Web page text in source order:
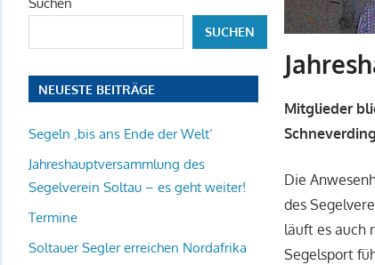
Mitglieder
Die
des
läuft es auch
Segelsport
SUCHEN
NEUESTE BEITRÄGE
Segeln ‚bis ans Ende der Welt‘
Jahreshauptversammlung des
Segelverein Soltau – es geht weiter!
Termine
Soltauer Segler erreichen Nordafrika